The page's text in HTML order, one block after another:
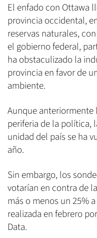
El enfado con Ottawa
provincia occidental,
reservas naturales,
el gobierno federal,
ha obstaculizado la
provincia en favor de
ambiente.
Aunque anteriormente
periferia de la política,
unidad del país se ha
año.
Sin embargo, los
votarían en contra de
más o menos un 25%
realizada en febrero
Data.